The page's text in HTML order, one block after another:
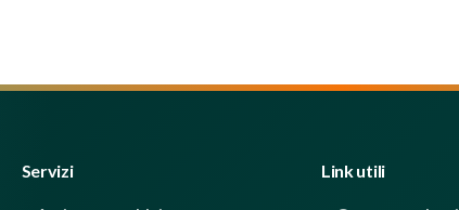
Servizi Link utili